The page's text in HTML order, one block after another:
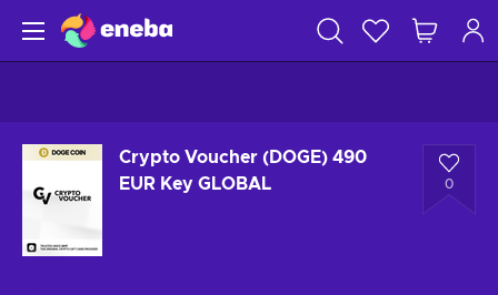
Crypto Voucher (DOGE) 490
EUR Key GLOBAL
0